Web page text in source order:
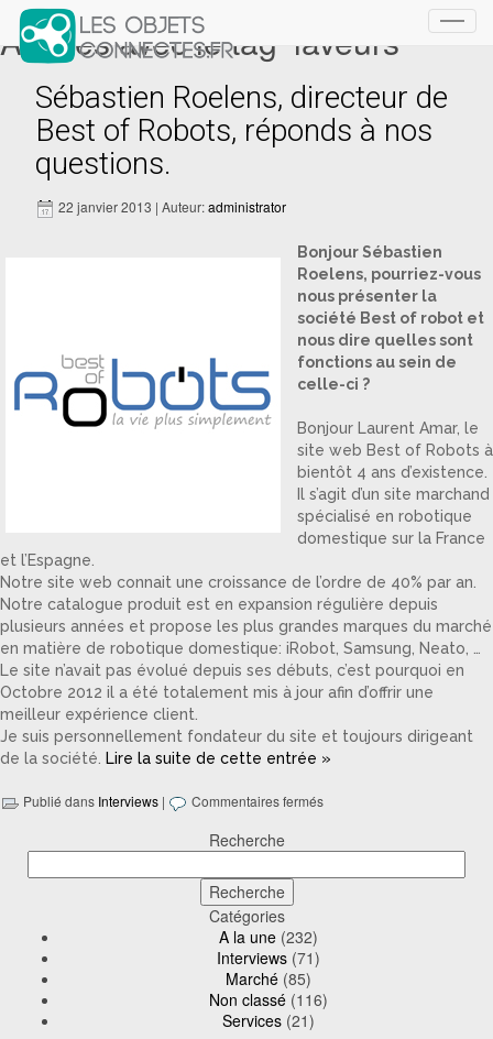
Articles avec le tag ‘laveurs’
Sébastien Roelens, directeur de
Best of Robots, réponds à nos
questions.
22 janvier 2013 | Auteur:administrator
Bonjour Sébastien
Roelens, pourriez-vous
nous présenter la
société Best of robot et
nous dire quelles sont
fonctions au sein de
celle-ci ?
Bonjour Laurent Amar, le
site web Best of Robots à
bientôt 4 ans d’existence.
Il s’agit d’un site marchand
spécialisé en robotique
domestique sur la France
et l’Espagne.
Notre site web connait une croissance de l’ordre de 40% par an.
Notre catalogue produit est en expansion régulière depuis
plusieurs années et propose les plus grandes marques du marché
en matière de robotique domestique: iRobot, Samsung, Neato, …
Le site n’avait pas évolué depuis ses débuts, c’est pourquoi en
Octobre 2012 il a été totalement mis à jour afin d’offrir une
meilleur expérience client.
Je suis personnellement fondateur du site et toujours dirigeant
de la société.
Lire la suite de cette entrée »
Publié dans Interviews | Commentaires fermés
Recherche
Catégories
A la une (232)
Interviews (71)
Marché (85)
Non classé (116)
Services (21)